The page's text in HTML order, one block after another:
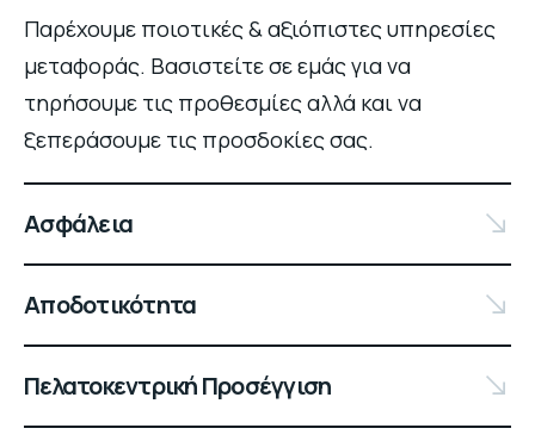
Παρέχουμε ποιοτικές & αξιόπιστες υπηρεσίες
μεταφοράς. Βασιστείτε σε εμάς για να
τηρήσουμε τις προθεσμίες αλλά και να
ξεπεράσουμε τις προσδοκίες σας.
Ασφάλεια
Αποδοτικότητα
Πελατοκεντρική Προσέγγιση